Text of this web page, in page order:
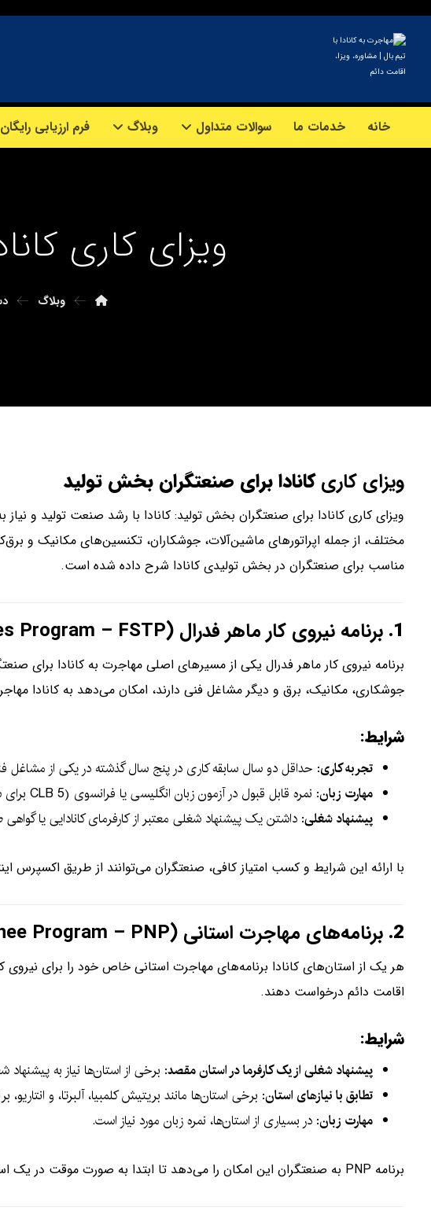
خانه خدمات ما سوالات متداول وبلاگ فرم ارزیابی رایگان
ویزای کاری
وبلاگ
ویزای کاریکانادا برای صنعتگران بخش تولید
ویزای کاری کانادا برای صنعتگران بخش تولید: کانادا با رشد صنعت تولید و
مختلف، از جمله اپراتورهای ماشین‌آلات، جوشکاران، تکنسین‌های مکانیک و
مناسب برای صنعتگران در بخش تولیدی کانادا شرح داده شده است.
1. برنامه نیروی کار ماهر فدرال (Federal Skilled Trades Program – FSTP)
برنامه نیروی کار ماهر فدرال یکی از مسیرهای اصلی مهاجرت به کانادا برای
جوشکاری، مکانیک، برق و دیگر مشاغل فنی دارند، امکان می‌دهد به کانادا
شرایط:
تجربه کاری: حداقل دو سال سابقه کاری در پنج سال گذشته در یکی از مشاغل
مهارت زبان: نمره قابل قبول در آزمون زبان انگلیسی یا فرانسوی (CLB 5 برای شنیداری و گفتاری و CLB 4 برای خواندن و نوشتن).
پیشنهاد شغلی: داشتن یک پیشنهاد شغلی معتبر از کارفرمای کانادایی یا گواهی
با ارائه این شرایط و کسب امتیاز کافی، صنعتگران می‌توانند از طریق اکسپرس
2. برنامه‌های مهاجرت استانی (Provincial Nominee Program – PNP)
هر یک از استان‌های کانادا برنامه‌های مهاجرت استانی خاص خود را برای
اقامت دائم درخواست دهند.
شرایط:
پیشنهاد شغلی از یک کارفرما در استان مقصد: برخی از استان‌ها نیاز به پیشنهاد
تطابق با نیازهای استان: برخی استان‌ها مانند بریتیش کلمبیا، آلبرتا، و
مهارت زبان: در بسیاری از استان‌ها، نمره زبان مورد نیاز است.
برنامه PNP به صنعتگران این امکان را می‌دهد تا ابتدا به صورت موقت در یک استان خاص کار کرده و سپس برای اقامت دائم درخواست دهند.